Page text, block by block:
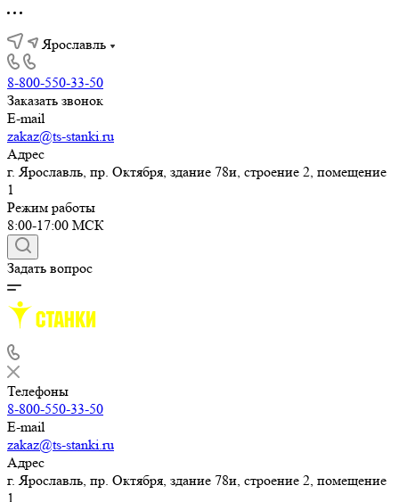
Ярославль
8-800-550-33-50
Заказать звонок
E-mail
zakaz@ts-stanki.ru
Адрес
г. Ярославль, пр. Октября, здание 78и, строение 2, помещение
1
Режим работы
8:00-17:00 МСК
Задать вопрос
Телефоны
8-800-550-33-50
E-mail
zakaz@ts-stanki.ru
Адрес
г. Ярославль, пр. Октября, здание 78и, строение 2, помещение
1